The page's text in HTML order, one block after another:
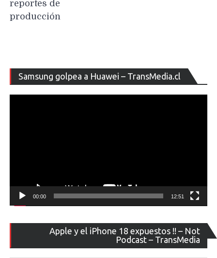
reportes de
producción
Samsung golpea a Huawei – TransMedia.cl
de
00:00 12:51
Apple y el iPhone 18 expuestos !! – Not
Podcast – TransMedia
de